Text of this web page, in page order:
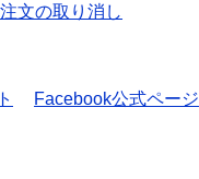
文の取り消し
Facebook公式ページ